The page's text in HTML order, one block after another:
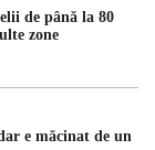
de până la 80
zone
e măcinat de un